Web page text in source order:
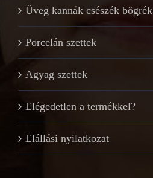
Üveg kannák csészék bögrék
Porcelán szettek
Agyag szettek
Elégedetlen a termékkel?
Elállási nyilatkozat